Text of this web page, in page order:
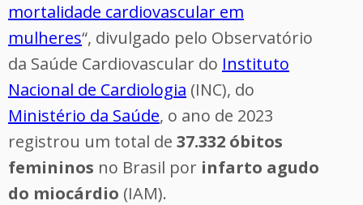
mortalidade cardiovascular em
mulheres“, divulgado pelo Observatório
da Saúde Cardiovascular do Instituto
Nacional de Cardiologia (INC), do
Ministério da Saúde, o ano de 2023
registrou um total de 37.332 óbitos
femininos no Brasil por infarto agudo
do miocárdio (IAM).